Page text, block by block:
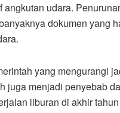
angkutan udara.
dokumen yang
yang mengurangi
juga menjadi penyebab
liburan di akhir